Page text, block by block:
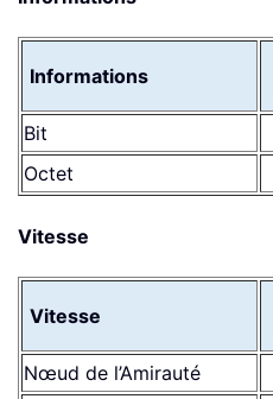
Informations
Bit
Octet
Vitesse
Vitesse
Nœud de l’Amirauté